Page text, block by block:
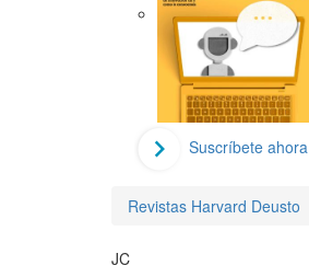
Suscríbete ahora
Revistas Harvard Deusto
JC